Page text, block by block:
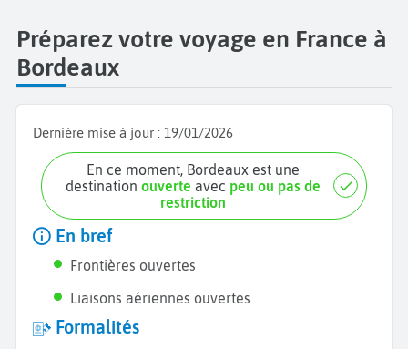
Préparez votre voyage en France à
Bordeaux
Dernière mise à jour : 19/01/2026
En ce moment, Bordeaux est une
destinationouverte avec peu ou pas de
restriction
En bref
Frontières ouvertes
Liaisons aériennes ouvertes
Formalités